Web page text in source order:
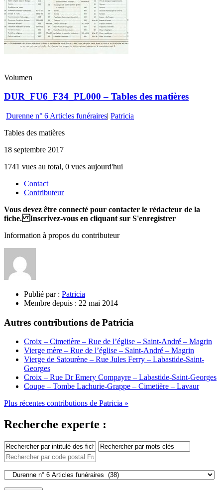
Volumen
DUR_FU6_F34_PL000 – Tables des matières
Durenne n° 6 Articles funéraires| Patricia
Tables des matières
18 septembre 2017
1741 vues au total, 0 vues aujourd'hui
Contact
Contributeur
Vous devez être connecté pour contacter le rédacteur de la
fiche. Inscrivez-vous en cliquant sur S'enregistrer
Information à propos du contributeur
Publié par : Patricia
Membre depuis : 22 mai 2014
Autres contributions de Patricia
Croix – Cimetière – Rue de l’église – Saint-André – Magrin
Vierge mère – Rue de l’église – Saint-André – Magrin
Vierge de Satourène – Rue Jules Ferry – Labastide-Saint-
Georges
Croix – Rue Dr Emery Compayre – Labastide-Saint-Georges
Coupe – Tombe Lachurie-Grappe – Cimetière – Lavaur
Plus récentes contributions de Patricia »
Recherche experte :